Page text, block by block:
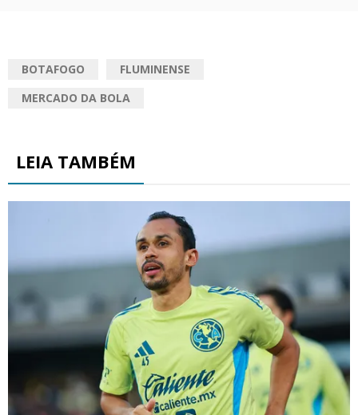
BOTAFOGO
FLUMINENSE
MERCADO DA BOLA
LEIA TAMBÉM